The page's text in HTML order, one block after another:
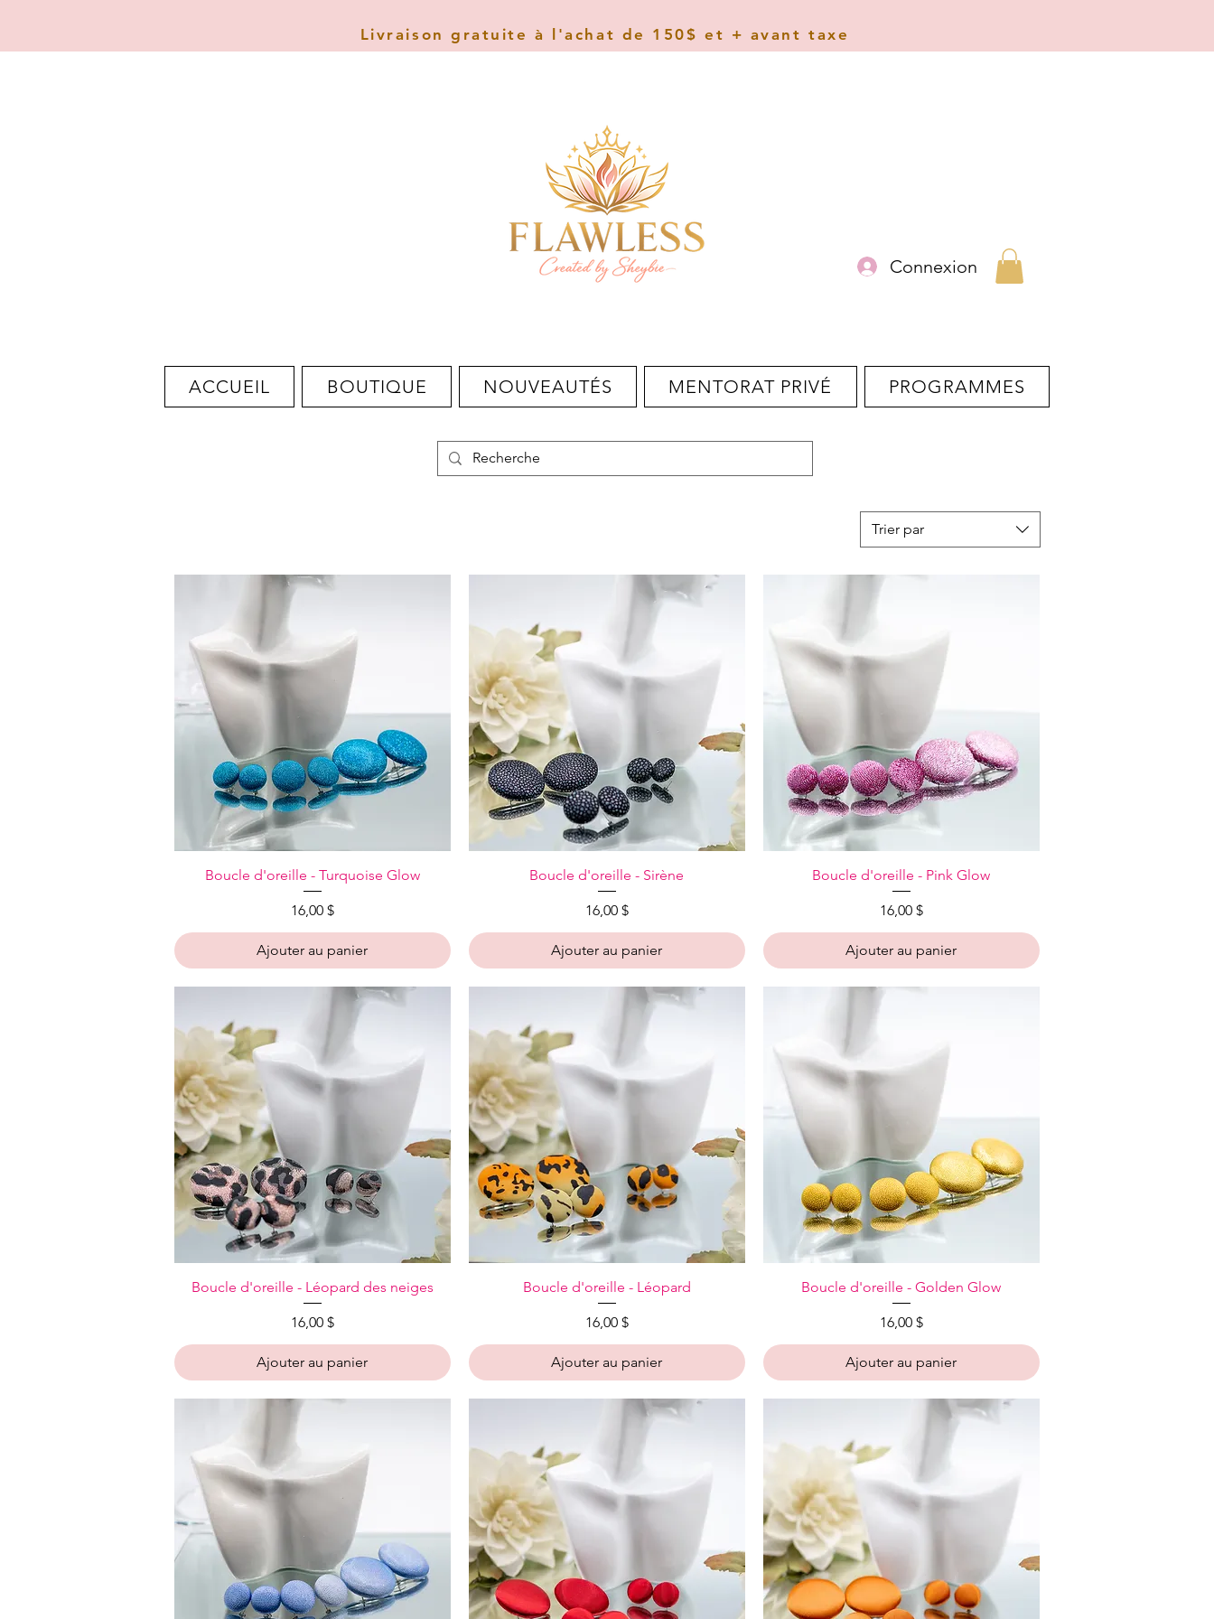
Livraison gratuite à l'achat de 150$ et + avant taxe
Connexion
ACCUEIL BOUTIQUE NOUVEAUTÉS MENTORAT PRIVÉ PROGRAMMES
Trier par
Aperçu rapide
Boucle d'oreille - Turquoise Glow
Prix
16,00 $
Ajouter au panier
Aperçu rapide
Boucle d'oreille - Sirène
Prix
16,00 $
Ajouter au panier
Aperçu rapide
Boucle d'oreille - Pink Glow
Prix
16,00 $
Ajouter au panier
Aperçu rapide
Boucle d'oreille - Léopard des neiges
Prix
16,00 $
Ajouter au panier
Aperçu rapide
Boucle d'oreille - Léopard
Prix
16,00 $
Ajouter au panier
Aperçu rapide
Boucle d'oreille - Golden Glow
Prix
16,00 $
Ajouter au panier